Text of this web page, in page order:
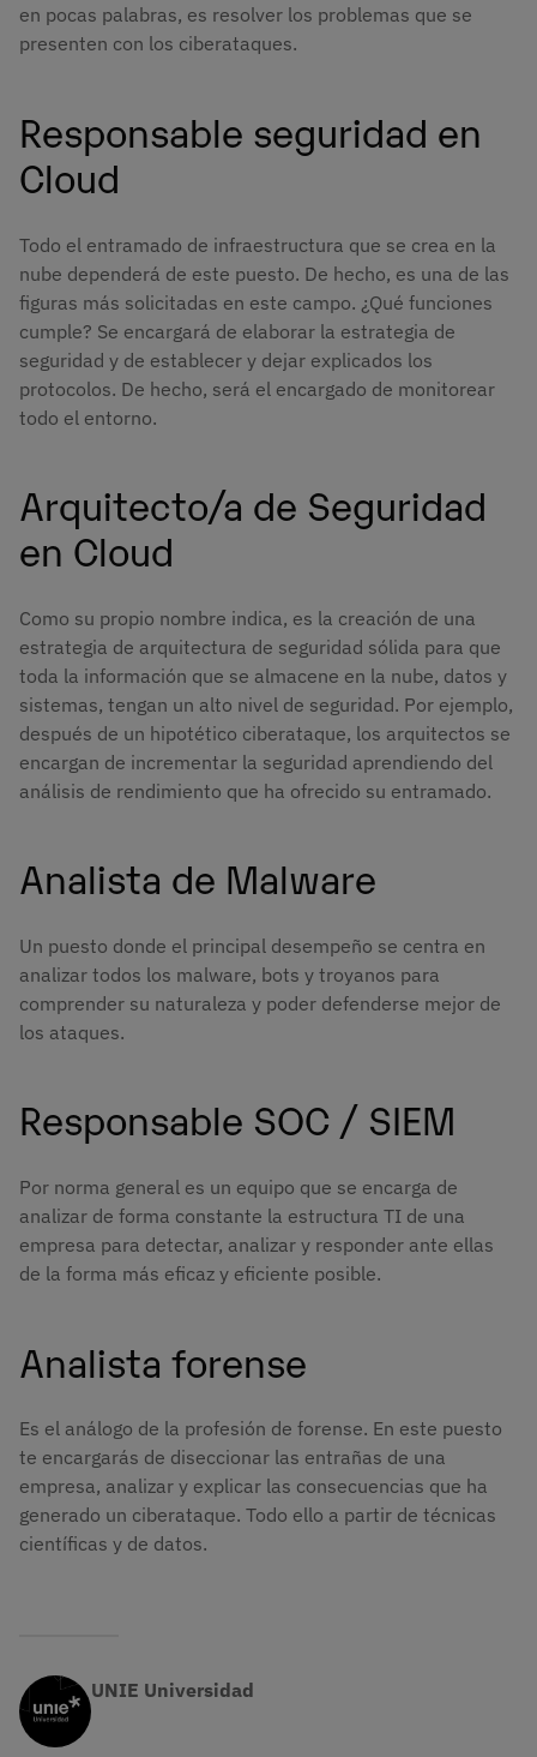
en pocas palabras, es resolver los problemas que se
presenten con los ciberataques.
Responsable seguridad en
Cloud
Todo el entramado de infraestructura que se crea en la
nube dependerá de este puesto. De hecho, es una de las
figuras más solicitadas en este campo. ¿Qué funciones
cumple? Se encargará de elaborar la estrategia de
seguridad y de establecer y dejar explicados los
protocolos. De hecho, será el encargado de monitorear
todo el entorno.
Arquitecto/a de Seguridad
en Cloud
Como su propio nombre indica, es la creación de una
estrategia de arquitectura de seguridad sólida para que
toda la información que se almacene en la nube, datos y
sistemas, tengan un alto nivel de seguridad. Por ejemplo,
después de un hipotético ciberataque, los arquitectos se
encargan de incrementar la seguridad aprendiendo del
análisis de rendimiento que ha ofrecido su entramado.
Analista de Malware
Un puesto donde el principal desempeño se centra en
analizar todos los malware, bots y troyanos para
comprender su naturaleza y poder defenderse mejor de
los ataques.
Responsable SOC / SIEM
Por norma general es un equipo que se encarga de
analizar de forma constante la estructura TI de una
empresa para detectar, analizar y responder ante ellas
de la forma más eficaz y eficiente posible.
Analista forense
Es el análogo de la profesión de forense. En este puesto
te encargarás de diseccionar las entrañas de una
empresa, analizar y explicar las consecuencias que ha
generado un ciberataque. Todo ello a partir de técnicas
científicas y de datos.
UNIE Universidad